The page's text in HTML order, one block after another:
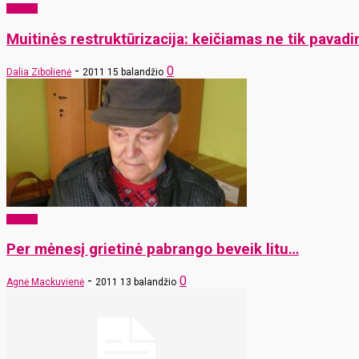
Muitinės restruktūrizacija: keičiamas ne tik
Dalia Zibolienė - 2011 15 balandžio 0
Per mėnesį grietinė pabrango beveik litu…
Agnė Mackuvienė - 2011 13 balandžio 0